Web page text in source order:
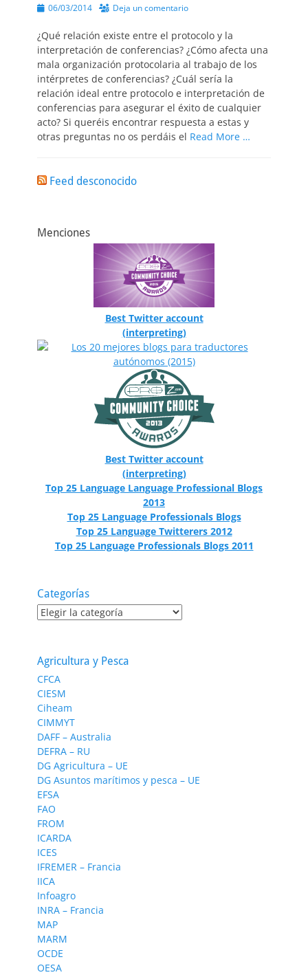
Publicado
06/03/2014 Deja un comentario
¿Qué relación existe entre el protocolo y la
interpretación de conferencias? ¿Cómo afecta una
mala organización protocolaria al trabajo de los
intérpretes de conferencias? ¿Cuál sería la
relación ideal entre protocolo e interpretación de
conferencias para asegurar el éxito de cualquier
acto? Si queréis encontrar respuesta a estas y
otras preguntas no os perdáis el Read More …
Feed desconocido
Menciones
Best Twitter account
(interpreting)
Best Twitter account
(interpreting)
Top 25 Language Language Professional Blogs
2013
Top 25 Language Professionals Blogs
Top 25 Language Twitterers 2012
Top 25 Language Professionals Blogs 2011
Categorías
Categorías
Agricultura y Pesca
CFCA
CIESM
Ciheam
CIMMYT
DAFF – Australia
DEFRA – RU
DG Agricultura – UE
DG Asuntos marítimos y pesca – UE
EFSA
FAO
FROM
ICARDA
ICES
IFREMER – Francia
IICA
Infoagro
INRA – Francia
MAP
MARM
OCDE
OESA